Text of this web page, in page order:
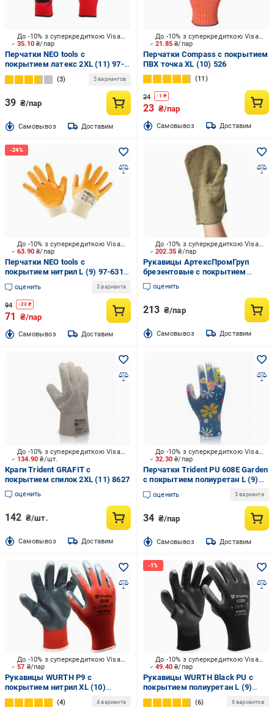
35.10₴/пар
До -10% з суперкредиткою Visa Вигода
Перчатки NEO tools с
покрытием латекс 2XL (11) 97-
645K
3 5 вариантов
39 ₴/пар
Cамовывоз Доставим
21.85₴/пар
До -10% з суперкредиткою Visa Вигода
Перчатки Compass с покрытием
ПВХ точка XL (10) 526
11
24 -1 ₴
23 ₴/пар
Cамовывоз Доставим
63.90₴/пар
До -10% з суперкредиткою Visa Вигода
Перчатки NEO tools с
покрытием нитрил L (9) 97-631-
9
оценить 3 варианта
94 -23 ₴
71 ₴/пар
Cамовывоз Доставим
202.35₴/пар
До -10% з суперкредиткою Visa Вигода
Рукавицы АртексПромГруп
брезентовые с покрытием
брезент XL (10) 112
оценить
213 ₴/пар
Cамовывоз Доставим
134.90₴/шт.
До -10% з суперкредиткою Visa Вигода
Краги Trident GRAFIT с
покрытием спилок 2XL (11) 8627
оценить
142 ₴/шт.
Cамовывоз Доставим
32.30₴/пар
До -10% з суперкредиткою Visa Вигода
Перчатки Trident PU 608E Garden
с покрытием полиуретан L (9)
608E-9
оценить 3 варианта
34 ₴/пар
Cамовывоз Доставим
57 ₴/пар
До -10% з суперкредиткою Visa Вигода
Рукавицы WURTH P9 с
покрытием нитрил XL (10)
0899403110
4 4 варианта
49.40₴/пар
До -10% з суперкредиткою Visa Вигода
Рукавицы WURTH Black PU с
покрытием полиуретан L (9)
0899402409
6 6 вариантов